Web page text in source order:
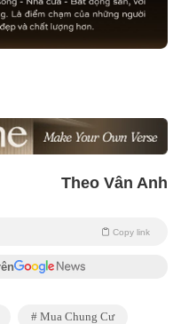
Theo Vân Anh
Copy link
Mua Chung Cư